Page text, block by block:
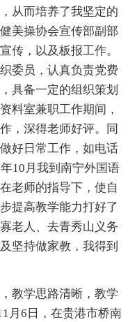
从而培养了我坚定的
美操协会宣传部副部
传，以及板报工作。
委员，认真负责党费
具备一定的组织策划
料室兼职工作期间，
，深得老师好评。同
好日常工作，如电话
10月我到南宁外国语
老师的指导下，使自
提高教学能力打好了
老人、去青秀山义务
坚持做家教，我得到
教学思路清晰，教学
月6日，在贵港市桥南